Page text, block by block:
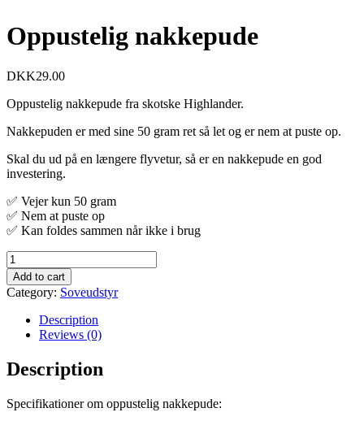
Oppustelig nakkepude
DKK29.00
Oppustelig nakkepude fra skotske Highlander.
Nakkepuden er med sine 50 gram ret så let og er nem at puste op.
Skal du ud på en længere flyvetur, så er en nakkepude en god
investering.
✅ Vejer kun 50 gram
✅ Nem at puste op
✅ Kan foldes sammen når ikke i brug
Oppustelig
nakkepude
quantity
Add to cart
Category: Soveudstyr
Description
Reviews (0)
Description
Specifikationer om oppustelig nakkepude: